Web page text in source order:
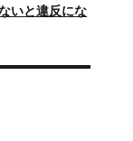
いと違反にな